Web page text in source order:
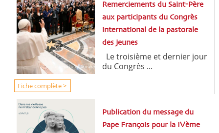
Remerciements du Saint-Père
aux participants du Congrès
international de la pastorale
des jeunes
Le troisième et dernier jour
du Congrès ...
Fiche complète >
Publication du message du
Pape François pour la IVème